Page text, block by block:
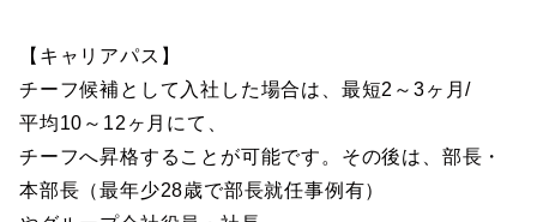
【キャリアパス】
チーフ候補として入社した場合は、最短2～3ヶ月/
平均10～12ヶ月にて、
チーフへ昇格することが可能です。その後は、部長・
本部長（最年少28歳で部長就任事例有）